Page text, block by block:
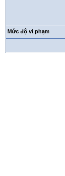
Mức độ vi phạm